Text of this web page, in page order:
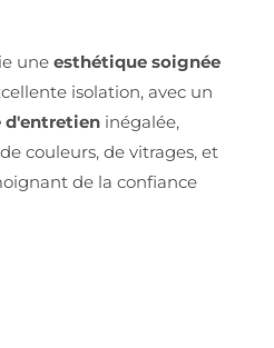
une esthétique soignée
isolation, avec un
inégalée,
couleurs, de vitrages, et
de la confiance